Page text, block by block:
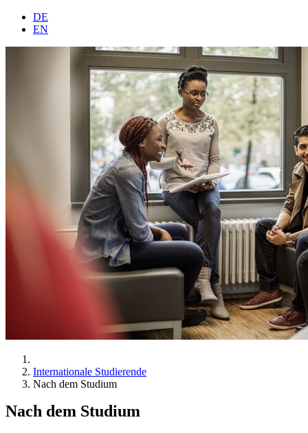
DE
EN
Internationale Studierende
Nach dem Studium
Nach dem Studium